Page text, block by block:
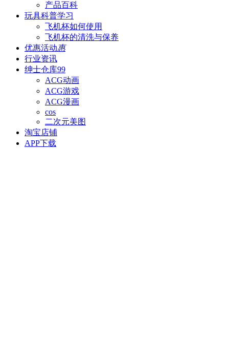
产品百科
玩具科普学习
飞机杯如何使用
飞机杯的清洗与保养
优惠活动惠
行业资讯
绅士仓库99
ACG动画
ACG游戏
ACG漫画
cos
二次元美图
淘宝店铺
APP下载